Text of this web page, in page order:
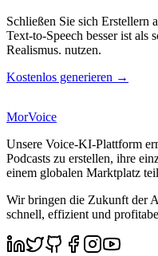
Schließen Sie sich
Text-to-Speech besser ist
Realismus. nutzen.
Kostenlos generieren →
MorVoice
Unsere Voice-KI-Plattform
Podcasts zu erstellen, ihre
einem globalen Marktplatz
Wir bringen die Zukunft der
schnell, effizient und